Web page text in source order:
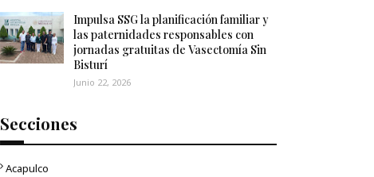
Impulsa SSG la planificación familiar y
las paternidades responsables con
jornadas gratuitas de Vasectomía Sin
Bisturí
Junio 22, 2026
Secciones
Acapulco